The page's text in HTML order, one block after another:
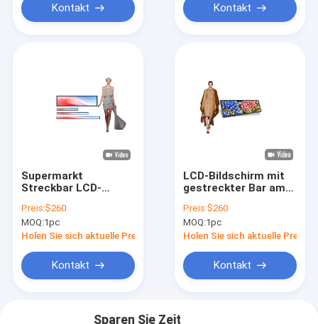
Kontakt Kontakt
Supermarkt
Streckbar LCD-
Mehrsprachige
digitale Regale
Preis:$260
MOQ:1pc
Holen Sie sich aktuelle Preis
Kontakt
LCD-Bildschirm mit
gestreckter Bar am
Smart Retail LCD-
Bildschirm
Preis:$260
MOQ:1pc
Holen Sie sich aktuelle Preis
Kontakt
Sparen Sie Zeit